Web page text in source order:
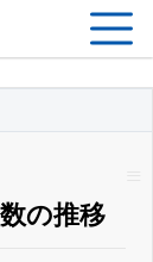
の推移